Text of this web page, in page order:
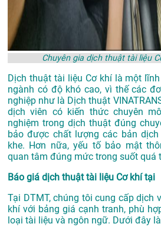
Chuyên gia dịch thuật tài liệu
Dịch thuật tài liệu Cơ khí là một
ngành có độ khó cao, vì thế các
nghiệp như là Dịch thuật
dịch viên có kiến thức chuyên
nghiệm trong dịch thuật đúng
bảo được chất lượng các bản
khe. Hơn nữa, yếu tố bảo mật
quan tâm đúng mức trong suốt quá
Báo giá dịch thuật tài liệu Cơ khí tại
Tại DTMT, chúng tôi cung cấp dịch
khí với bảng giá cạnh tranh, phù
loại tài liệu và ngôn ngữ. Dưới đây